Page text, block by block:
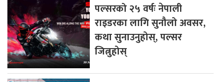
पल्सरको २५ वर्षः नेपाली
राइडरका लागि सुनौलो अवसर,
कथा सुनाउनुहोस्, पल्सर
जित्नुहोस्